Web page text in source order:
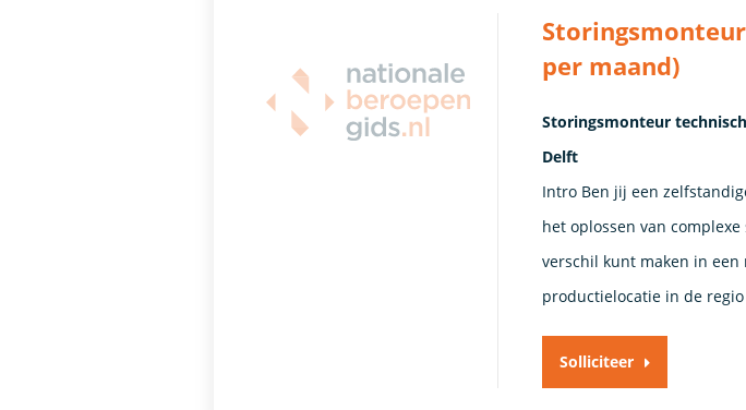
per maand)
Storingsmonteur
Delft
Intro Ben jij een
het oplossen van
verschil kunt maken in een
productielocatie in de
Solliciteer